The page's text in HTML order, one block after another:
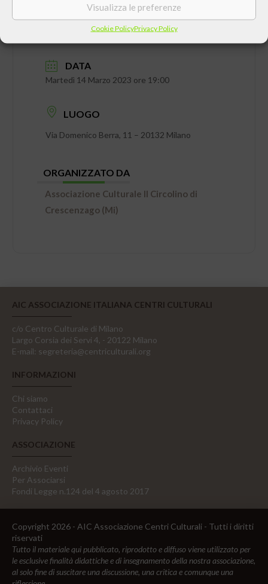
Visualizza le preferenze
Cookie PolicyPrivacy Policy
DATA
Martedì 14 Marzo 2023 ore 19:00
LUOGO
Via Domenico Berra, 11 – 20132 Milano
ORGANIZZATO DA
Associazione Culturale Il Circolino di
Crescenzago (Mi)
AIC ASSOCIAZIONE ITALIANA CENTRI CULTURALI
c/o Centro Culturale di Milano
Largo Corsia dei Servi 4, - 20122 Milano
E-mail: segreteria@centriculturali.org
INFORMAZIONI
Chi siamo
Contattaci
Privacy Policy
ASSOCIAZIONE
Archivio Eventi
Per Associarsi
Fondi Legge n.124 del 4 agosto 2017
Copyright 2026 - AIC Associazione Centri Culturali - Tutti i diritti
riservati
Tutto il materiale qui pubblicato, riprodotto e diffuso viene utilizzato per
le esclusive finalità didattiche e di insegnamento della nostra associazione,
al solo fine di suscitare una discussione, una critica e comunque una